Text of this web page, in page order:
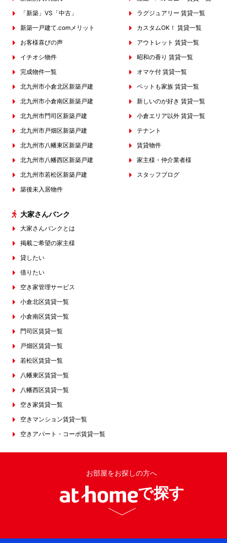
「新築」VS「中古」
新築一戸建て.comメリット
お客様喜びの声
イチオシ物件
完成物件一覧
北九州市小倉北区新築戸建
北九州市小倉南区新築戸建
北九州市門司区新築戸建
北九州市戸畑区新築戸建
北九州市八幡東区新築戸建
北九州市八幡西区新築戸建
北九州市若松区新築戸建
築後未入居物件
ラグジュアリー 賃貸一覧
カスタムOK！ 賃貸一覧
アウトレット 賃貸一覧
昭和の香り 賃貸一覧
オマケ付 賃貸一覧
ペットも家族 賃貸一覧
新しいのが好き 賃貸一覧
小倉エリア以外 賃貸一覧
テナント
賃貸物件
家主様・仲介業者様
スタッフブログ
大家さんバンク
大家さんバンクとは
掲載ご希望の家主様
貸したい
借りたい
空き家管理サービス
小倉北区賃貸一覧
小倉南区賃貸一覧
門司区賃貸一覧
戸畑区賃貸一覧
若松区賃貸一覧
八幡東区賃貸一覧
八幡西区賃貸一覧
空き家賃貸一覧
空きマンション賃貸一覧
空きアパート・コーポ賃貸一覧
お部屋をお探しの方へ
で探す